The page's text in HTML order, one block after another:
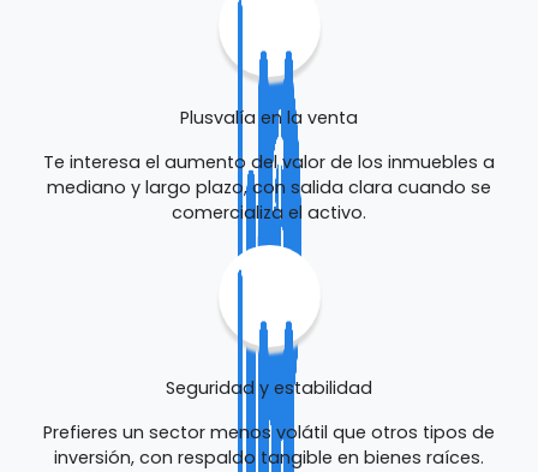
Plusvalía en la venta
Te interesa el aumento del valor de los inmuebles a
mediano y largo plazo, con salida clara cuando se
comercializa el activo.
Seguridad y estabilidad
Prefieres un sector menos volátil que otros tipos de
inversión, con respaldo tangible en bienes raíces.